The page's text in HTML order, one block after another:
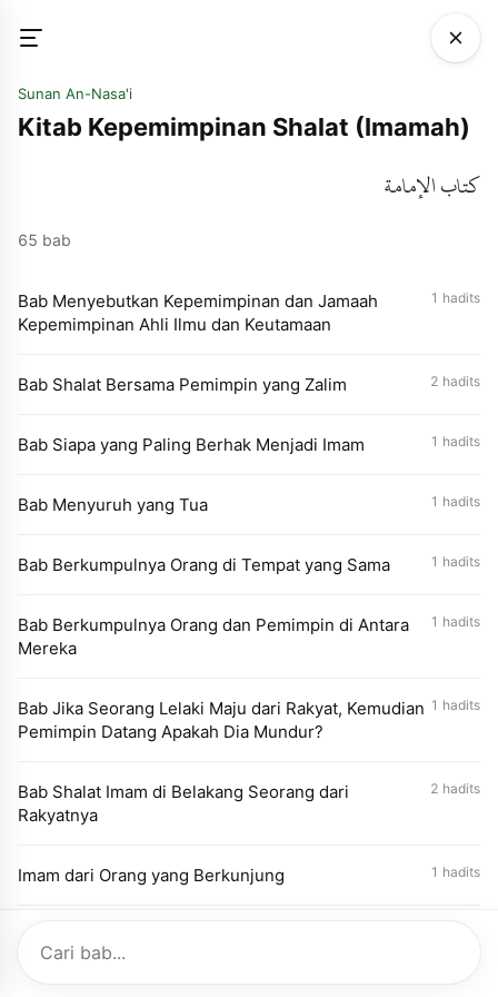
Sunan An-Nasa'i
Kitab Kepemimpinan Shalat (Imamah)
كتاب الإمامة
65 bab
Bab Menyebutkan Kepemimpinan dan Jamaah
Kepemimpinan Ahli Ilmu dan Keutamaan
1 hadits
Bab Shalat Bersama Pemimpin yang Zalim 2 hadits
Bab Siapa yang Paling Berhak Menjadi Imam 1 hadits
Bab Menyuruh yang Tua 1 hadits
Bab Berkumpulnya Orang di Tempat yang Sama 1 hadits
Bab Berkumpulnya Orang dan Pemimpin di Antara
Mereka
1 hadits
Bab Jika Seorang Lelaki Maju dari Rakyat, Kemudian
Pemimpin Datang Apakah Dia Mundur?
1 hadits
Bab Shalat Imam di Belakang Seorang dari
Rakyatnya
2 hadits
Imam dari Orang yang Berkunjung 1 hadits